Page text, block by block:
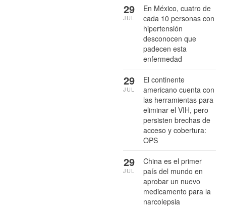
En México, cuatro de
cada 10 personas con
hipertensión
desconocen que
padecen esta
enfermedad
29
JUL
El continente
americano cuenta con
las herramientas para
eliminar el VIH, pero
persisten brechas de
acceso y cobertura:
OPS
29
JUL
China es el primer
país del mundo en
aprobar un nuevo
medicamento para la
narcolepsia
29
JUL